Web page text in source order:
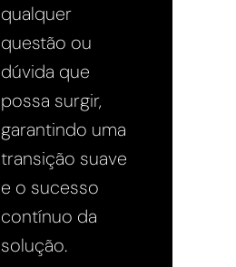
qualquer
questão ou
dúvida que
possa surgir,
garantindo uma
transição suave
e o sucesso
contínuo da
solução.